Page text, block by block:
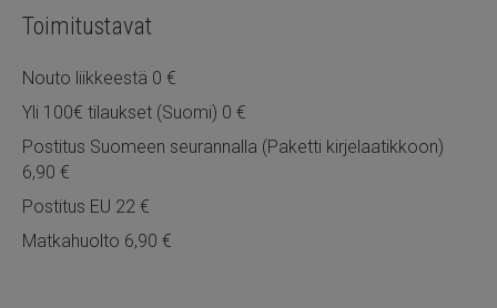
Toimitustavat
Nouto liikkeestä 0 €
Yli 100€ tilaukset (Suomi) 0 €
Postitus Suomeen seurannalla (Paketti kirjelaatikkoon)
6,90 €
Postitus EU 22 €
Matkahuolto 6,90 €